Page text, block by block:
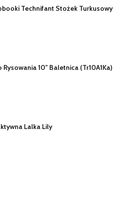
Technifant Stożek Turkusowy
Rysowania 10" Baletnica (Tr10A1Ka)
Lalka Lily